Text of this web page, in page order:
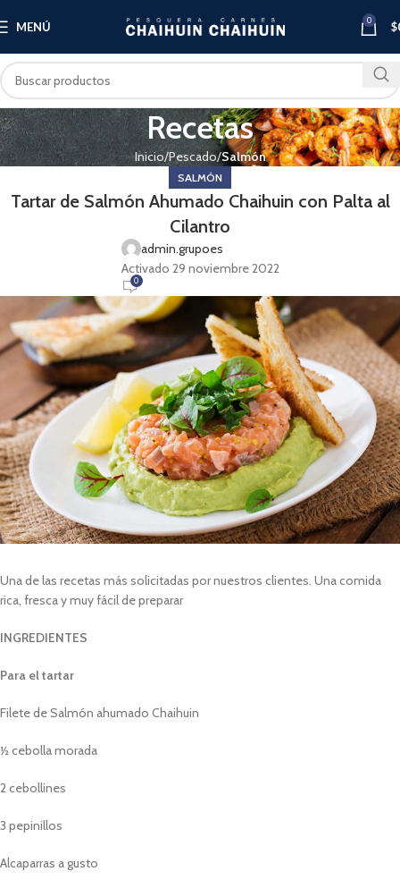
MENÚ 0 $
Recetas
Inicio Pescado Salmón
SALMÓN
Tartar de Salmón Ahumado Chaihuin con Palta al
Cilantro
admin.grupoes
Activado 29 noviembre 2022
0
Una de las recetas más solicitadas por nuestros clientes. Una comida
rica, fresca y muy fácil de preparar
INGREDIENTES
Para el tartar
Filete de Salmón ahumado Chaihuin
½ cebolla morada
2 cebollines
3 pepinillos
Alcaparras a gusto